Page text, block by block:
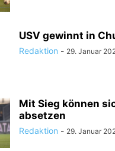
USV gewinnt in
Redaktion - 29. Januar
Mit Sieg können
absetzen
Redaktion - 29. Januar